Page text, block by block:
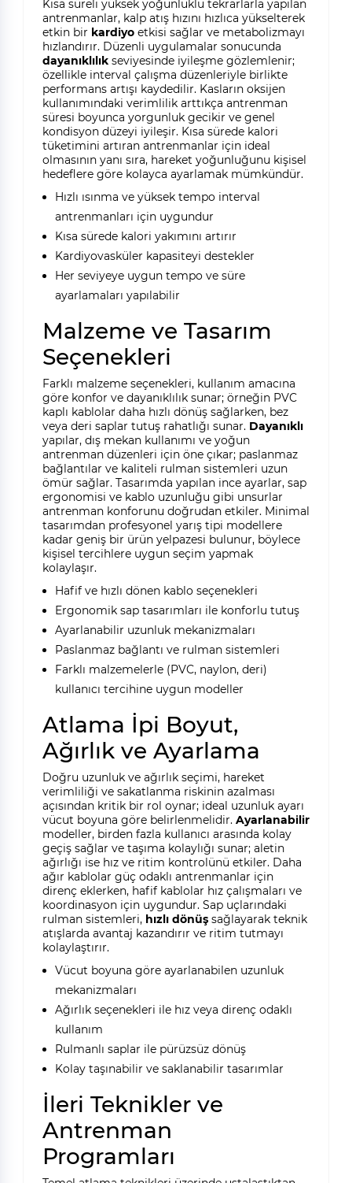
Kısa süreli yüksek yoğunluklu tekrarlarla yapılan
antrenmanlar, kalp atış hızını hızlıca yükselterek
etkin bir kardiyoetkisi sağlar ve metabolizmayı
hızlandırır. Düzenli uygulamalar sonucunda
dayanıklılıkseviyesinde iyileşme gözlemlenir;
özellikle interval çalışma düzenleriyle birlikte
performans artışı kaydedilir. Kasların oksijen
kullanımındaki verimlilik arttıkça antrenman
süresi boyunca yorgunluk gecikir ve genel
kondisyon düzeyi iyileşir. Kısa sürede kalori
tüketimini artıran antrenmanlar için ideal
olmasının yanı sıra, hareket yoğunluğunu kişisel
hedeflere göre kolayca ayarlamak mümkündür.
Hızlı ısınma ve yüksek tempo interval
antrenmanları için uygundur
Kısa sürede kalori yakımını artırır
Kardiyovasküler kapasiteyi destekler
Her seviyeye uygun tempo ve süre
ayarlamaları yapılabilir
Malzeme ve Tasarım
Seçenekleri
Farklı malzeme seçenekleri, kullanım amacına
göre konfor ve dayanıklılık sunar; örneğin PVC
kaplı kablolar daha hızlı dönüş sağlarken, bez
veya deri saplar tutuş rahatlığı sunar. Dayanıklı
yapılar, dış mekan kullanımı ve yoğun
antrenman düzenleri için öne çıkar; paslanmaz
bağlantılar ve kaliteli rulman sistemleri uzun
ömür sağlar. Tasarımda yapılan ince ayarlar, sap
ergonomisi ve kablo uzunluğu gibi unsurlar
antrenman konforunu doğrudan etkiler. Minimal
tasarımdan profesyonel yarış tipi modellere
kadar geniş bir ürün yelpazesi bulunur, böylece
kişisel tercihlere uygun seçim yapmak
kolaylaşır.
Hafif ve hızlı dönen kablo seçenekleri
Ergonomik sap tasarımları ile konforlu tutuş
Ayarlanabilir uzunluk mekanizmaları
Paslanmaz bağlantı ve rulman sistemleri
Farklı malzemelerle (PVC, naylon, deri)
kullanıcı tercihine uygun modeller
Atlama İpi Boyut,
Ağırlık ve Ayarlama
Doğru uzunluk ve ağırlık seçimi, hareket
verimliliği ve sakatlanma riskinin azalması
açısından kritik bir rol oynar; ideal uzunluk ayarı
vücut boyuna göre belirlenmelidir. Ayarlanabilir
modeller, birden fazla kullanıcı arasında kolay
geçiş sağlar ve taşıma kolaylığı sunar; aletin
ağırlığı ise hız ve ritim kontrolünü etkiler. Daha
ağır kablolar güç odaklı antrenmanlar için
direnç eklerken, hafif kablolar hız çalışmaları ve
koordinasyon için uygundur. Sap uçlarındaki
rulman sistemleri, hızlı dönüşsağlayarak teknik
atışlarda avantaj kazandırır ve ritim tutmayı
kolaylaştırır.
Vücut boyuna göre ayarlanabilen uzunluk
mekanizmaları
Ağırlık seçenekleri ile hız veya direnç odaklı
kullanım
Rulmanlı saplar ile pürüzsüz dönüş
Kolay taşınabilir ve saklanabilir tasarımlar
İleri Teknikler ve
Antrenman
Programları